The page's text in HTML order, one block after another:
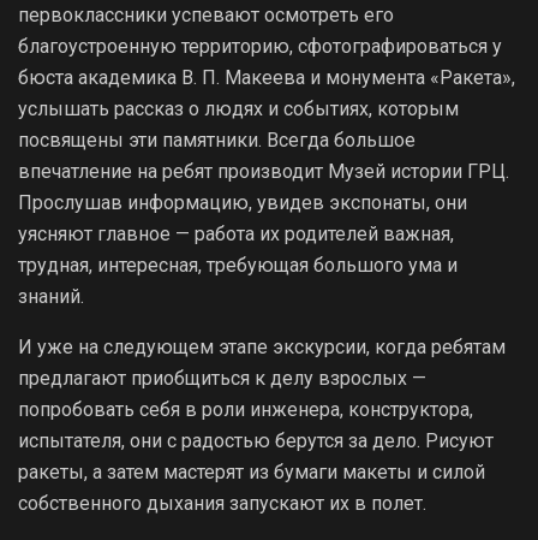
первоклассники успевают осмотреть его
благоустроенную территорию, сфотографироваться у
бюста академика В. П. Макеева и монумента «Ракета»,
услышать рассказ о людях и событиях, которым
посвящены эти памятники. Всегда большое
впечатление на ребят производит Музей истории ГРЦ.
Прослушав информацию, увидев экспонаты, они
уясняют главное — работа их родителей важная,
трудная, интересная, требующая большого ума и
знаний.
И уже на следующем этапе экскурсии, когда ребятам
предлагают приобщиться к делу взрослых —
попробовать себя в роли инженера, конструктора,
испытателя, они с радостью берутся за дело. Рисуют
ракеты, а затем мастерят из бумаги макеты и силой
собственного дыхания запускают их в полет.